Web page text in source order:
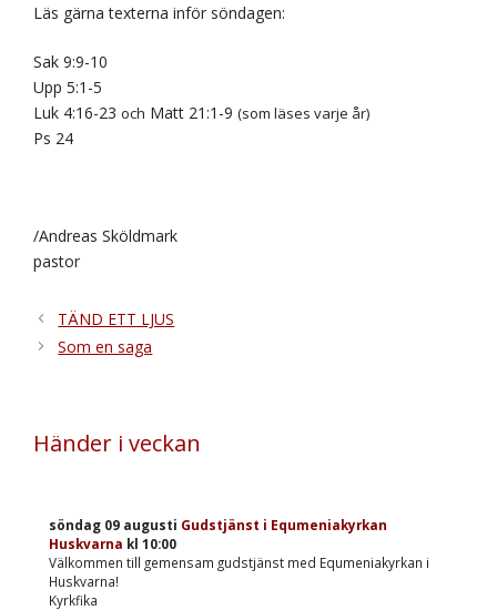
Läs gärna texterna inför söndagen:
Sak 9:9-10
Upp 5:1-5
Luk 4:16-23 och Matt 21:1-9 (som läses varje år)
Ps 24
/Andreas Sköldmark
pastor
TÄND ETT LJUS
Som en saga
Händer i veckan
söndag 09 augusti Gudstjänst i Equmeniakyrkan
Huskvarna kl 10:00
Välkommen till gemensam gudstjänst med Equmeniakyrkan i
Huskvarna!
Kyrkfika